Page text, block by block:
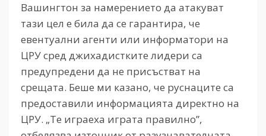
Вашингтон за намерението да атакуват
тази цел е била да се гарантира, че
евентуални агенти или информатори на
ЦРУ сред джихадистките лидери са
предупредени да не присъстват на
срещата. Беше ми казано, че руснаците са
предоставили информацията директно на
ЦРУ. „Те играеха играта правилно”,